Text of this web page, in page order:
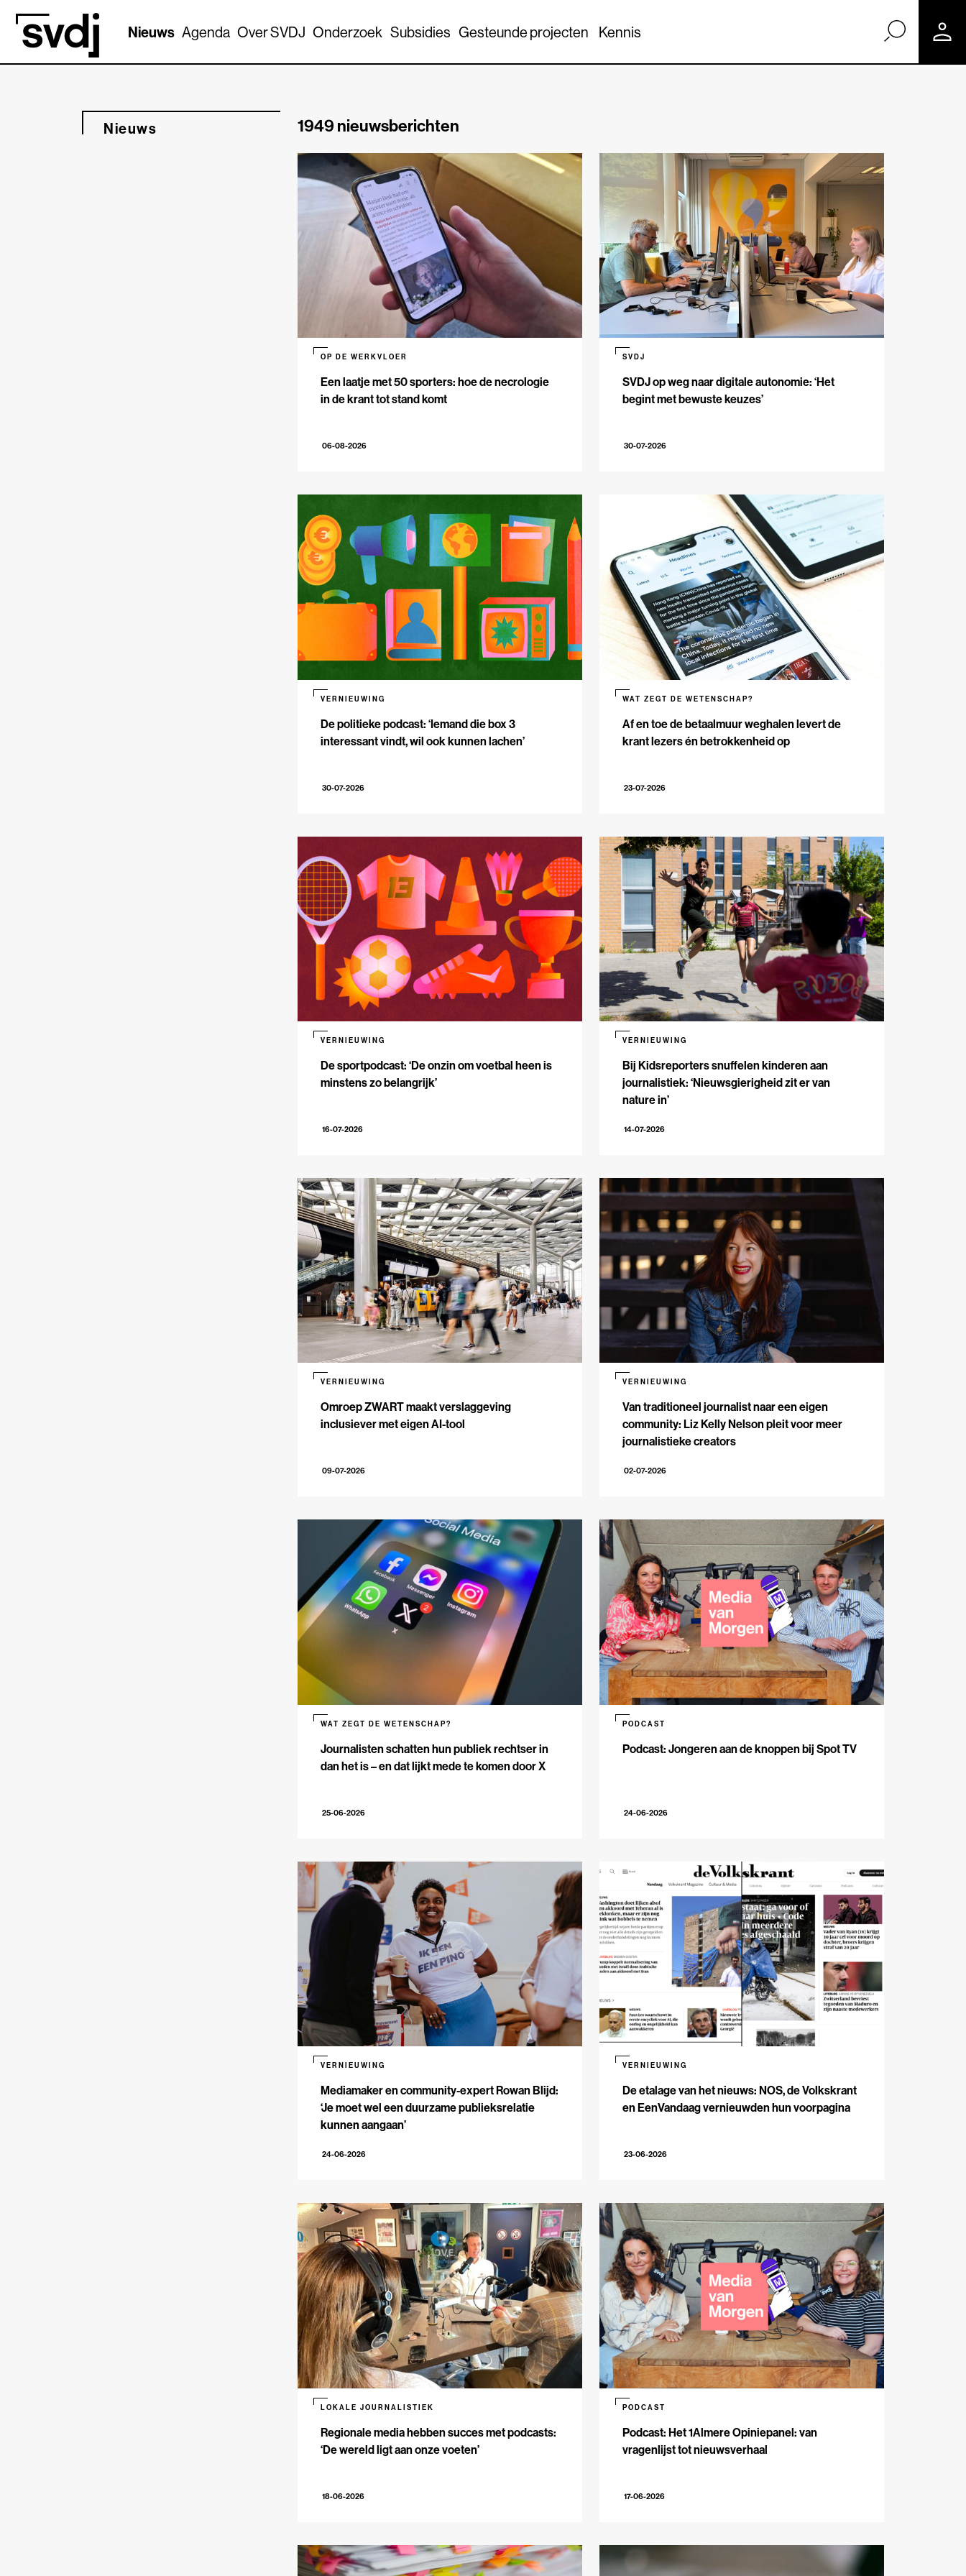
Naar hoofdinhoud
Nieuws Agenda Over SVDJ Onderzoek Subsidies Gesteunde projecten Kennis
Nieuws 1949 nieuwsberichten
Een laatje met 50 sporters: hoe de necrologie
in de krant tot stand komt
OP DE WERKVLOER
06-08-2026
SVDJ op weg naar digitale autonomie: ‘Het
begint met bewuste keuzes’
SVDJ
30-07-2026
De politieke podcast: ‘Iemand die box 3
interessant vindt, wil ook kunnen lachen’
VERNIEUWING
30-07-2026
Af en toe de betaalmuur weghalen levert de
krant lezers én betrokkenheid op
WAT ZEGT DE WETENSCHAP?
23-07-2026
De sportpodcast: ‘De onzin om voetbal heen is
minstens zo belangrijk’
VERNIEUWING
16-07-2026
Bij Kidsreporters snuffelen kinderen aan
journalistiek: ‘Nieuwsgierigheid zit er van
nature in’
VERNIEUWING
14-07-2026
Omroep ZWART maakt verslaggeving
inclusiever met eigen AI-tool
VERNIEUWING
09-07-2026
Van traditioneel journalist naar een eigen
community: Liz Kelly Nelson pleit voor meer
journalistieke creators
VERNIEUWING
02-07-2026
Journalisten schatten hun publiek rechtser in
dan het is – en dat lijkt mede te komen door X
WAT ZEGT DE WETENSCHAP?
25-06-2026
Podcast: Jongeren aan de knoppen bij Spot TV
PODCAST
24-06-2026
Mediamaker en community-expert Rowan Blijd:
‘Je moet wel een duurzame publieksrelatie
kunnen aangaan’
VERNIEUWING
24-06-2026
De etalage van het nieuws: NOS, de Volkskrant
en EenVandaag vernieuwden hun voorpagina
VERNIEUWING
23-06-2026
Regionale media hebben succes met podcasts:
‘De wereld ligt aan onze voeten’
LOKALE JOURNALISTIEK
18-06-2026
Podcast: Het 1Almere Opiniepanel: van
vragenlijst tot nieuwsverhaal
PODCAST
17-06-2026